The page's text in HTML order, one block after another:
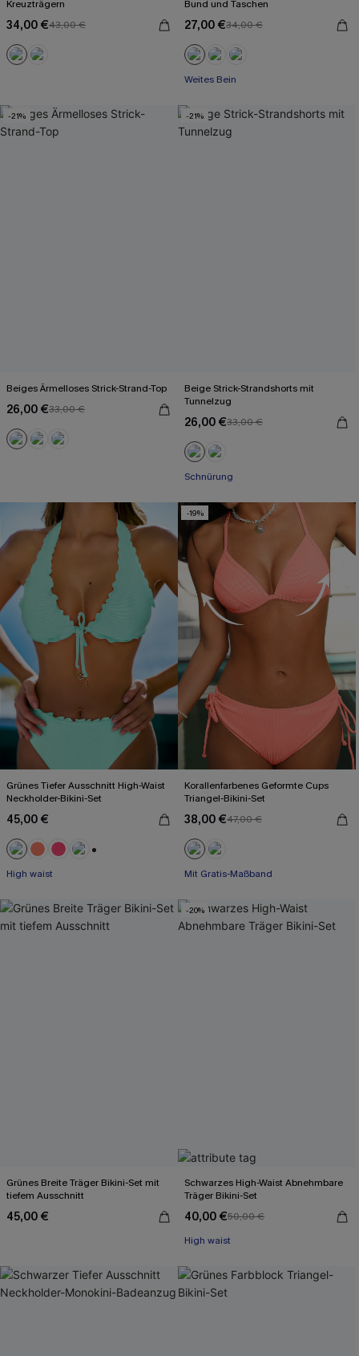
Kreuzträgern
34,00 €43,00 €
Bund und Taschen
27,00 €34,00 €
Weites Bein
-21%
Beiges Ärmelloses Strick-Strand-Top
26,00 €33,00 €
-21%
Beige Strick-Strandshorts mit
Tunnelzug
26,00 €33,00 €
Schnürung
Grünes Tiefer Ausschnitt High-Waist
Neckholder-Bikini-Set
45,00 €
High waist
-19%
Korallenfarbenes Geformte Cups
Triangel-Bikini-Set
38,00 €47,00 €
Mit Gratis-Maßband
Grünes Breite Träger Bikini-Set mit
tiefem Ausschnitt
45,00 €
-20%
Schwarzes High-Waist Abnehmbare
Träger Bikini-Set
40,00 €50,00 €
High waist